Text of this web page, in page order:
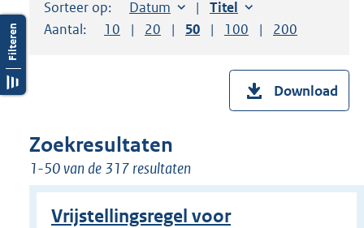
Sorteer op: Sorteer op:
Datum aflopendSorteer op:
Titel oplopend
Aantal:
Toon
10 resultaten per pagina
Toon
20 resultaten per pagina
Toon
50 resultaten per pagina
Toon
100 resultaten per
Toon
200
Download
Zoekresultaten
1-50 van de 317 resultaten
Vrijstellingsregel voor